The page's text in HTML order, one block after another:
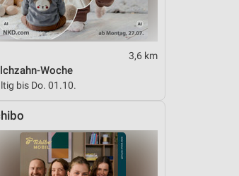
3,6 km
Woche
bis Do. 01.10.